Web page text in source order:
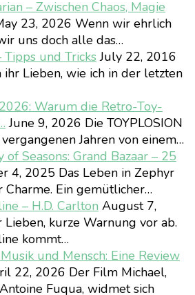
– Zwischen Chaos, Magie
23, 2026 Wenn wir ehrlich
uns doch alle das…
Tipps und TricksJuly 22, 2016
Lieben, wie ich in der letzten
Warum die Retro-Toy-
June 9, 2026 Die TOYPLOSION
Jahren von einem…
of Seasons: Grand Bazaar – 25
4, 2025 Das Leben in Zephyr
Ein gemütlicher…
– H.D. Carlton August 7,
kurze Warnung vor ab.
kommt…
und Mensch: Eine Review
22, 2026 Der Film Michael,
Fuqua, widmet sich